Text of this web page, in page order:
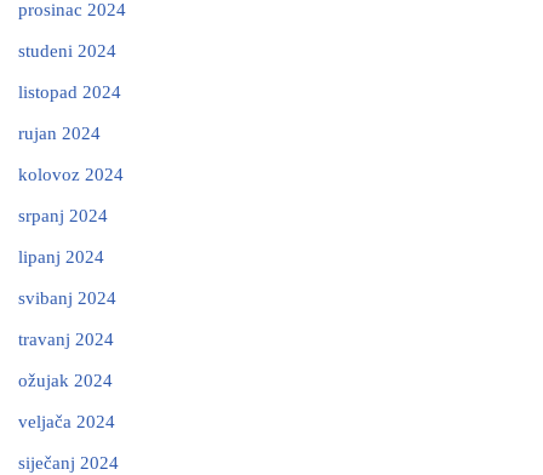
prosinac 2024
studeni 2024
listopad 2024
rujan 2024
kolovoz 2024
srpanj 2024
lipanj 2024
svibanj 2024
travanj 2024
ožujak 2024
veljača 2024
siječanj 2024